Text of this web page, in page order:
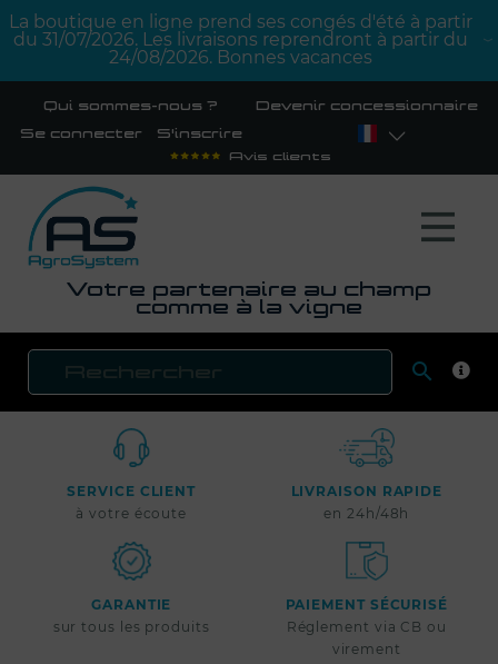
La boutique en ligne prend ses congés d'été à partir
du 31/07/2026. Les livraisons reprendront à partir du
24/08/2026. Bonnes vacances
Qui sommes-nous ? Devenir concessionnaire
Se connecter
S'inscrire
Avis clients
Votre partenaire au champ
comme à la vigne

SERVICE CLIENT
à votre écoute
LIVRAISON RAPIDE
en 24h/48h
GARANTIE
sur tous les produits
PAIEMENT SÉCURISÉ
Réglement via CB ou
virement